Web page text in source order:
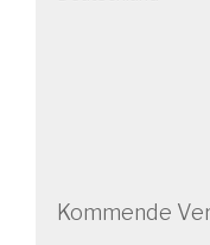
Kommende